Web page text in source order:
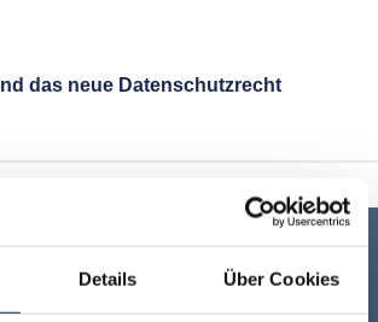
Details Über Cookies
das neue Datenschutzrecht
mehr verpassen: